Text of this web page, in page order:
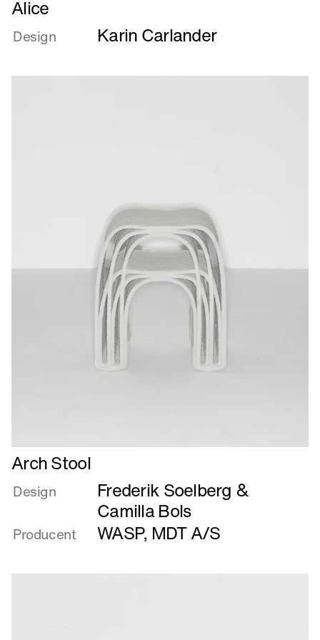
mere
om
Alice
Design Karin Carlander
Læs
mere
om
Arch Stool
Design
Frederik Soelberg &
Camilla Bols
Producent WASP, MDT A/S